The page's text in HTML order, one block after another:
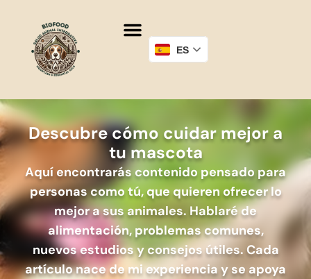
ES
Descubre cómo cuidar mejor a
tu mascota
Aquí encontrarás contenido pensado para
personas como tú, que quieren ofrecer lo
mejor a sus animales. Hablaré de
alimentación, problemas comunes,
nuevos estudios y consejos útiles. Cada
artículo nace de mi experiencia y se apoya